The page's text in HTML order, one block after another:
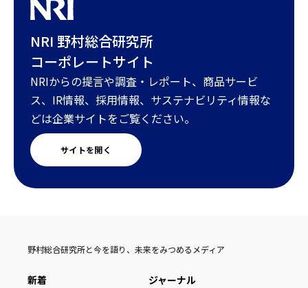
NRI 野村総合研究所
コーポレートサイト
NRIからの提言や調査・レポート、商品サービ
ス、IR情報、採用情報、サステナビリティ情報な
どは企業サイトをご覧ください。
サイトを開く
野村総合研究所と今を語り、未来をみつめるメディア
新着 ジャーナル